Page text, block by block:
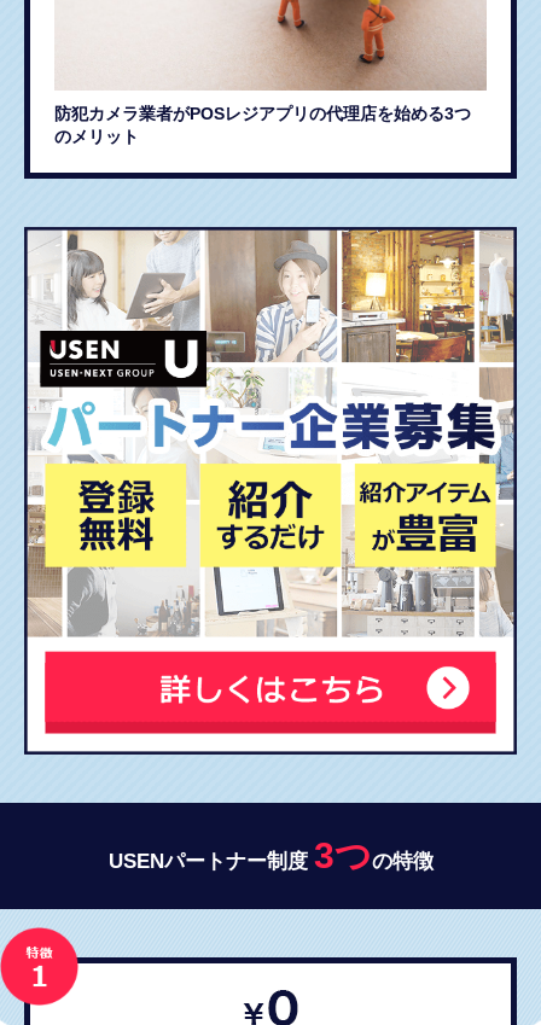
防犯カメラ業者がPOSレジアプリの代理店を始める3つ
のメリット
USENパートナー制度 3つの特徴